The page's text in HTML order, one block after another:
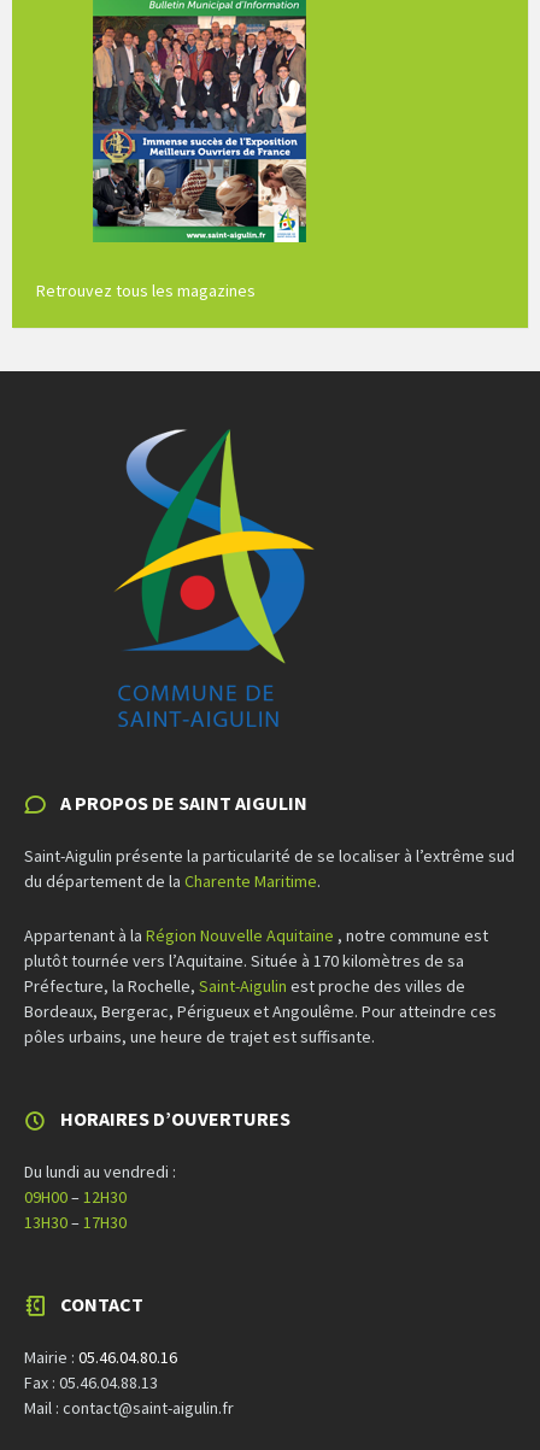
Retrouvez tous les magazines
A PROPOS DE SAINT AIGULIN
Saint-Aigulin présente la particularité de se localiser à l’extrême sud
du département de la Charente Maritime.
Appartenant à la Région Nouvelle Aquitaine , notre commune est
plutôt tournée vers l’Aquitaine. Située à 170 kilomètres de sa
Préfecture, la Rochelle, Saint-Aigulin est proche des villes de
Bordeaux, Bergerac, Périgueux et Angoulême. Pour atteindre ces
pôles urbains, une heure de trajet est suffisante.
HORAIRES D’OUVERTURES
Du lundi au vendredi :
09H00–12H30
13H30–17H30
CONTACT
Mairie : 05.46.04.80.16
Fax : 05.46.04.88.13
Mail : contact@saint-aigulin.fr